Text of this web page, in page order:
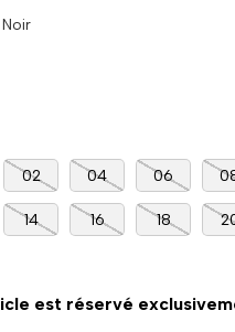
Noir
02 04 06
14 16 18
est réservé